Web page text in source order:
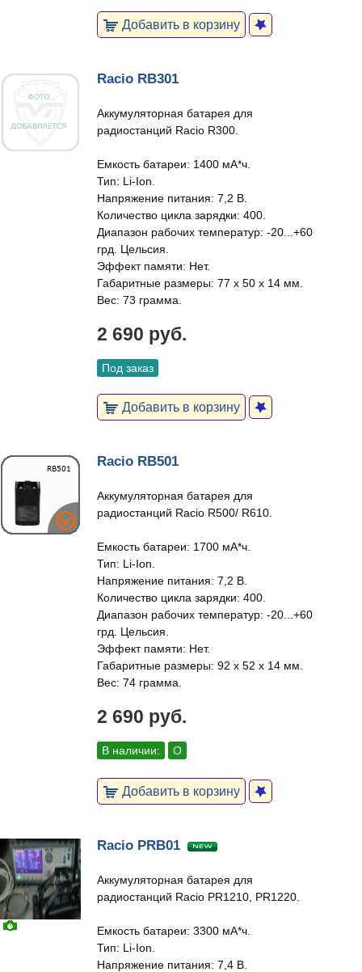
Добавить в корзину
Racio RB301
Аккумуляторная батарея для
радиостанций Racio R300.
Емкость батареи: 1400 мА*ч.
Тип: Li-Ion.
Напряжение питания: 7,2 В.
Количество цикла зарядки: 400.
Диапазон рабочих температур: -20...+60
грд. Цельсия.
Эффект памяти: Нет.
Габаритные размеры: 77 х 50 х 14 мм.
Вес: 73 грамма.
2 690 руб.
Под заказ
Добавить в корзину
Racio RB501
Аккумуляторная батарея для
радиостанций Racio R500/ R610.
Емкость батареи: 1700 мА*ч.
Тип: Li-Ion.
Напряжение питания: 7,2 В.
Количество цикла зарядки: 400.
Диапазон рабочих температур: -20...+60
грд. Цельсия.
Эффект памяти: Нет.
Габаритные размеры: 92 х 52 х 14 мм.
Вес: 74 грамма.
2 690 руб.
В наличии: О
Добавить в корзину
Racio PRB01
Аккумуляторная батарея для
радиостанций Racio PR1210, PR1220.
Емкость батареи: 3300 мА*ч.
Тип: Li-Ion.
Напряжение питания: 7,4 В.